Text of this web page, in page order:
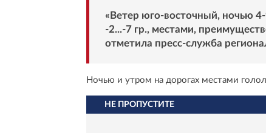
«Ветер юго-восточный, ночью
-2...-7 гр., местами,
отметила пресс-служба
Ночью и утром на дорогах местами
НЕ ПРОПУСТИТЕ